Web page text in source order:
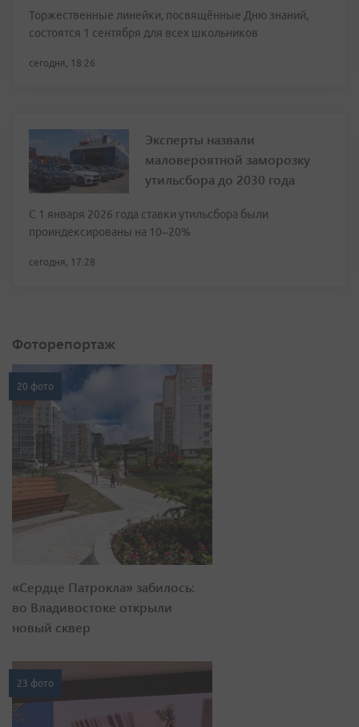
Торжественные линейки, посвящённые Дню знаний,
состоятся 1 сентября для всех школьников
сегодня, 18:26
Эксперты назвали
маловероятной заморозку
утильсбора до 2030 года
С 1 января 2026 года ставки утильсбора были
проиндексированы на 10–20%
сегодня, 17:28
Фоторепортаж
20 фото
«Сердце Патрокла» забилось:
во Владивостоке открыли
новый сквер
23 фото